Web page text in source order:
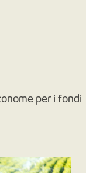
per i fondi